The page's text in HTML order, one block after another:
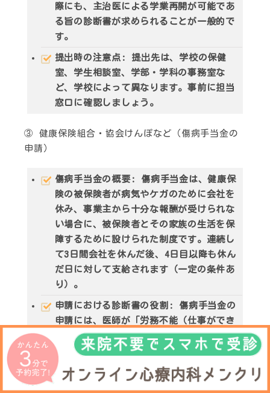
際にも、主治医による学業再開が可能であ
る旨の診断書が求められることが一般的で
す。
提出時の注意点 : 提出先は、学校の保健
室、学生相談室、学部・学科の事務室な
ど、学校によって異なります。事前に担当
窓口に確認しましょう。
③ 健康保険組合・協会けんぽなど（傷病手当金の
申請）
傷病手当金の概要: 傷病手当金は、健康保
険の被保険者が病気やケガのために会社を
休み、事業主から十分な報酬が受けられな
い場合に、被保険者とその家族の生活を保
障するために設けられた制度です。連続し
て3日間会社を休んだ後、4日目以降も休ん
だ日に対して支給されます（一定の条件あ
り）。
申請における診断書の役割 : 傷病手当金の
申請には、医師が「労務不能（仕事ができ
ない状態）」であったことを証明する書類
が必要です。多くの場合、申請書に医師が
記入する欄が設けられています。